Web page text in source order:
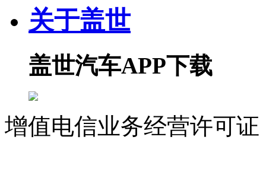
关于盖世
盖世汽车APP下载
增值电信业务经营许可